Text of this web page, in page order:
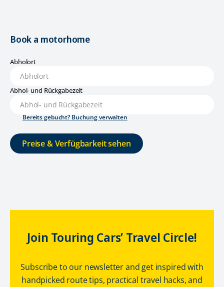
Book a motorhome
Abholort
Abhol- und Rückgabezeit
Preise & Verfügbarkeit sehen
Bereits gebucht? Buchung verwalten
Join Touring Cars’ Travel Circle!
Subscribe to our newsletter and get inspired with
handpicked route tips, practical travel hacks, and